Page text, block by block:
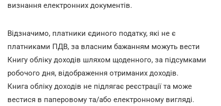
визнання електронних документів.
Відзначимо, платники єдиного податку, які не є
платниками ПДВ, за власним бажанням можуть вести
Книгу обліку доходів шляхом щоденного, за підсумками
робочого дня, відображення отриманих доходів.
Книга обліку доходів не підлягає реєстрації та може
вестися в паперовому та/або електронному вигляді.